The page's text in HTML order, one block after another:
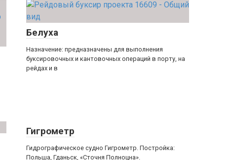
Белуха
Назначение: предназначены для выполнения
буксировочных и кантовочных операций в порту, на
рейдах и в
Гигрометр
Гидрографическое судно Гигрометр. Постройка:
Польша, Гданьск, «Сточня Полноцна».